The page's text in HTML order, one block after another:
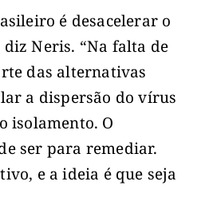
é desacelerar o
diz Neris. “Na falta de
das alternativas
a dispersão do vírus
isolamento. O
ser para remediar.
e a ideia é que seja